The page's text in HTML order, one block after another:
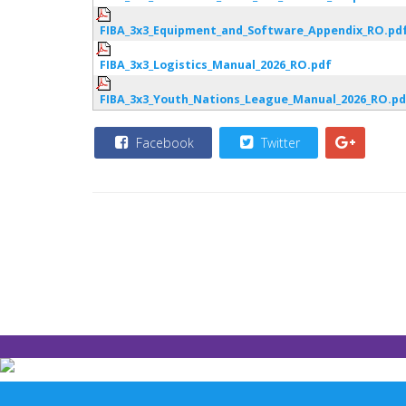
FIBA_3x3_Logistics_Manual_2026_RO.pdf
Facebook Twitter